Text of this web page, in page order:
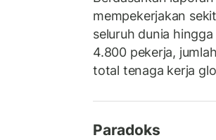
mempekerjakan
seluruh dunia
4.800 pekerja,
total tenaga kerja
Paradoks